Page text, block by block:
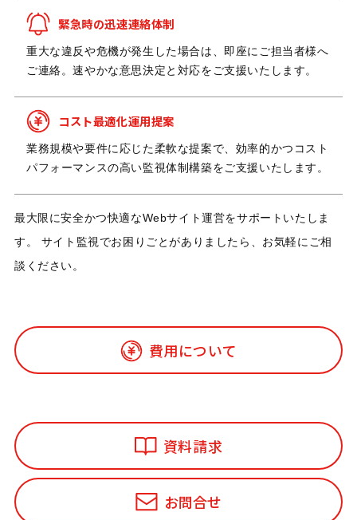
緊急時の迅速連絡体制
重大な違反や危機が発生した場合は、即座にご担当者様へ
ご連絡。速やかな意思決定と対応をご支援いたします。
コスト最適化運用提案
業務規模や要件に応じた柔軟な提案で、効率的かつコスト
パフォーマンスの高い監視体制構築をご支援いたします。
最大限に安全かつ快適なWebサイト運営をサポートいたしま
す。 サイト監視でお困りごとがありましたら、お気軽にご相
談ください。
費用について
資料請求
お問合せ